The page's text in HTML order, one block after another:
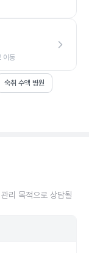
이동
숙취 수액 병원
리 목적으로 상담될